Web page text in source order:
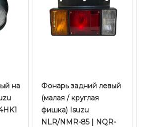
на
Фонарь задний левый
(малая / круглая
фишка) Isuzu
NLR/NMR-85 | NQR-